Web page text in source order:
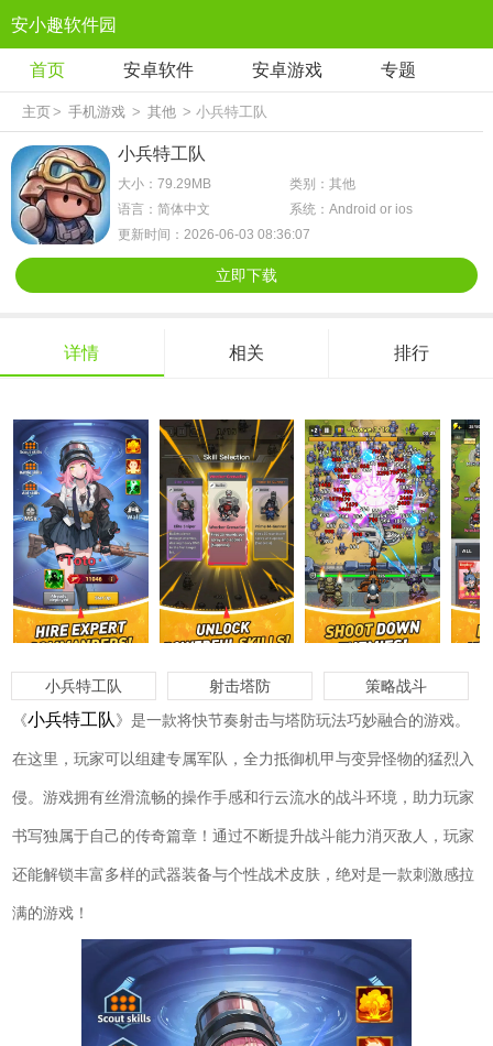
安小趣软件园
首页 安卓软件 安卓游戏 专题
主页> 手机游戏 > 其他 > 小兵特工队
小兵特工队
大小：79.29MB
类别：其他
语言：简体中文
系统：Android or ios
更新时间：2026-06-03 08:36:07
立即下载
详情 相关 排行
小兵特工队 射击塔防
策略战斗
《小兵特工队》是一款将快节奏射击与塔防玩法巧妙融合的游戏。
在这里，玩家可以组建专属军队，全力抵御机甲与变异怪物的猛烈入
侵。游戏拥有丝滑流畅的操作手感和行云流水的战斗环境，助力玩家
书写独属于自己的传奇篇章！通过不断提升战斗能力消灭敌人，玩家
还能解锁丰富多样的武器装备与个性战术皮肤，绝对是一款刺激感拉
满的游戏！